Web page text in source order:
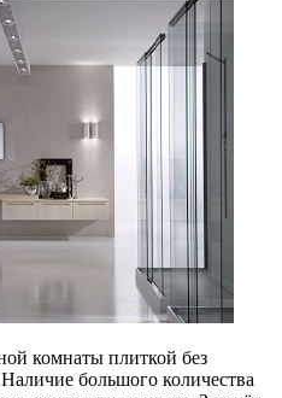
комнаты плиткой без
большого количества